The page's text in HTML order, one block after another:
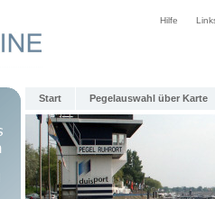
Hilfe
Start Pegelauswahl über Karte